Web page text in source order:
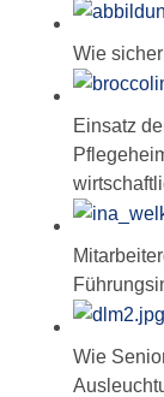
Wie
Einsatz
Wie